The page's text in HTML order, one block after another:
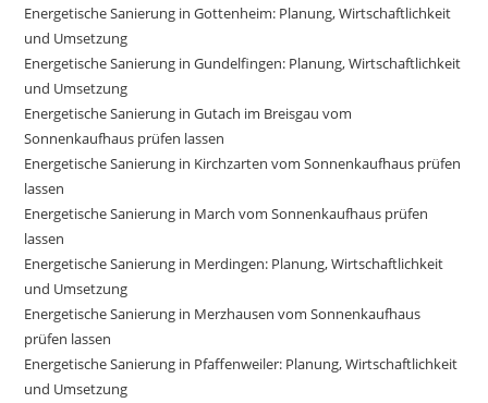
Energetische Sanierung in Gottenheim: Planung, Wirtschaftlichkeit
und Umsetzung
Energetische Sanierung in Gundelfingen: Planung, Wirtschaftlichkeit
und Umsetzung
Energetische Sanierung in Gutach im Breisgau vom
Sonnenkaufhaus prüfen lassen
Energetische Sanierung in Kirchzarten vom Sonnenkaufhaus prüfen
lassen
Energetische Sanierung in March vom Sonnenkaufhaus prüfen
lassen
Energetische Sanierung in Merdingen: Planung, Wirtschaftlichkeit
und Umsetzung
Energetische Sanierung in Merzhausen vom Sonnenkaufhaus
prüfen lassen
Energetische Sanierung in Pfaffenweiler: Planung, Wirtschaftlichkeit
und Umsetzung